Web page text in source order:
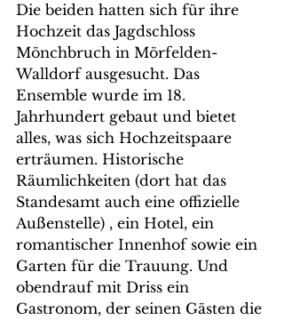
Die beiden hatten sich für ihre
Hochzeit das Jagdschloss
Mönchbruch in Mörfelden-
Walldorf ausgesucht. Das
Ensemble wurde im 18.
Jahrhundert gebaut und bietet
alles, was sich Hochzeitspaare
erträumen. Historische
Räumlichkeiten (dort hat das
Standesamt auch eine offizielle
Außenstelle) , ein Hotel, ein
romantischer Innenhof sowie ein
Garten für die Trauung. Und
obendrauf mit Driss ein
Gastronom, der seinen Gästen die